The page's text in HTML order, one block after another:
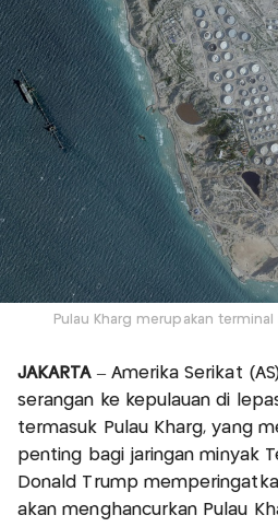
Pulau Kharg merupakan
JAKARTA– Amerika Serikat
serangan ke kepulauan di
termasuk Pulau Kharg, yang
penting bagi jaringan minyak
Donald Trump
akan menghancurkan Pulau